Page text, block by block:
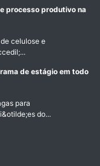
processo produtivo na
celulose e
de estágio em todo
para
do...